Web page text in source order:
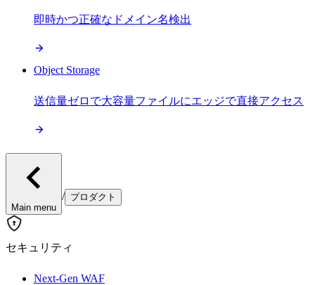
即時かつ正確なドメイン名検出
Object Storage
送信量ゼロで大容量ファイルにエッジで直接アクセス
Main menu
/ プロダクト
セキュリティ
Next-Gen WAF